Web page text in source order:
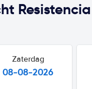
Resistencia
Zaterdag
08-08-2026